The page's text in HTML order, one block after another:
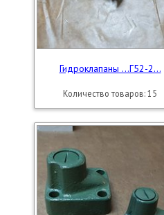
Гидроклапаны ...Г52-2...
Количество товаров: 15